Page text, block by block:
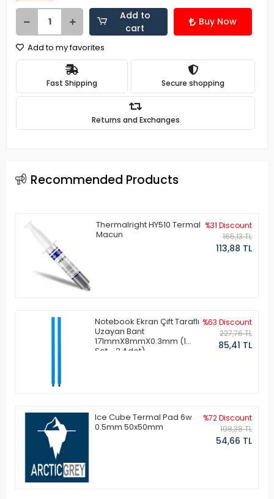
Add to
cart
Buy Now
Add to my favorites
Fast Shipping Secure shopping
Returns and Exchanges
Recommended Products
Thermalright HY510 Termal
Macun
%31 Discount
165,13 TL
113,88 TL
Notebook Ekran Çift Taraflı
Uzayan Bant
171mmX8mmX0.3mm (1
Set - 2 Adet)
%63 Discount
227,76 TL
85,41 TL
Ice Cube Termal Pad 6w
0.5mm 50x50mm
%72 Discount
198,38 TL
54,66 TL